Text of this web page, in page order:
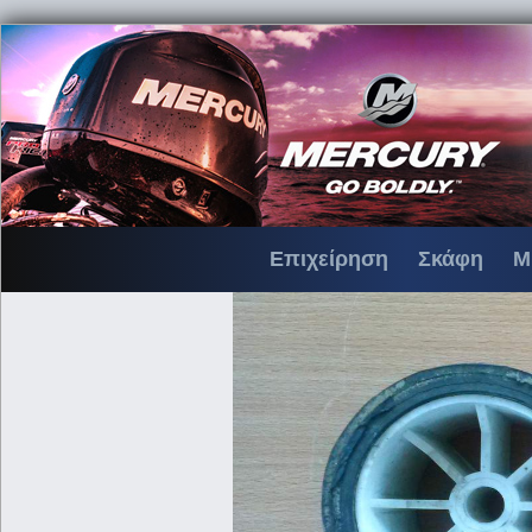
Επιχείρηση Σκάφη